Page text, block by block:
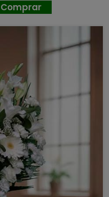
Comprar